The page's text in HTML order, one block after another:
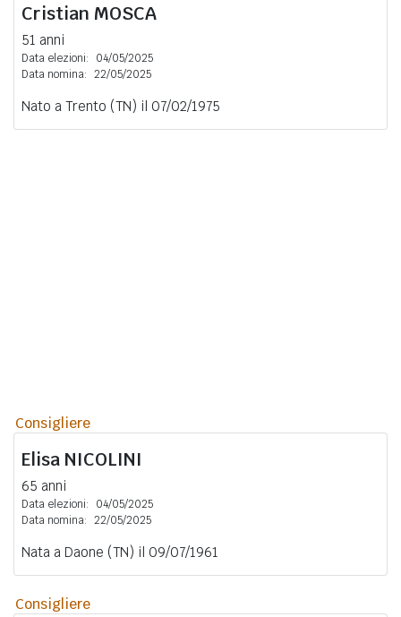
Cristian MOSCA
51 anni
Data elezioni:
04/05/2025
Data nomina: 22/05/2025
Nato a Trento (TN) il 07/02/1975
Consigliere
Elisa NICOLINI
65 anni
Data elezioni:
04/05/2025
Data nomina: 22/05/2025
Nata a Daone (TN) il 09/07/1961
Consigliere